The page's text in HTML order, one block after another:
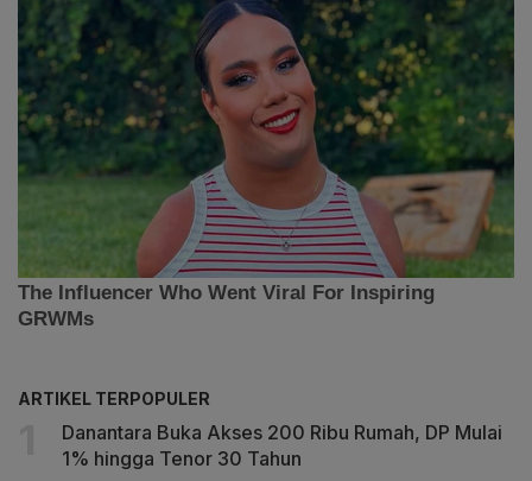
ARTIKEL TERPOPULER
Danantara Buka Akses 200 Ribu Rumah, DP Mulai
1% hingga Tenor 30 Tahun